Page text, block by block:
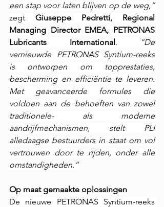
een stap voor laten blijven op de weg,”
zegt Giuseppe Pedretti, Regional
Managing Director EMEA, PETRONAS
Lubricants International. “De
vernieuwde PETRONAS Syntium-reeks
is ontworpen om topprestaties,
bescherming en efficiëntie te leveren.
Met geavanceerde formules die
voldoen aan de behoeften van zowel
traditionele- als moderne
aandrijfmechanismen, stelt PLI
alledaagse bestuurders in staat om vol
vertrouwen door te rijden, onder alle
omstandigheden.”
Op maat gemaakte oplossingen
De nieuwe PETRONAS Syntium-reeks